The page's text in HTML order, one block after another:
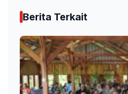
Berita Terkait